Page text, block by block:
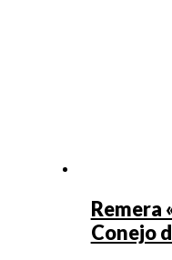
Remera
Conejo